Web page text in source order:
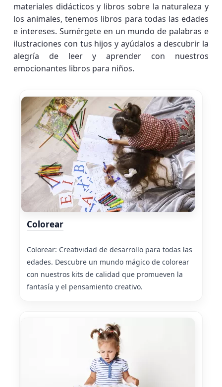
materiales didácticos y libros sobre la naturaleza y
los animales, tenemos libros para todas las edades
e intereses. Sumérgete en un mundo de palabras e
ilustraciones con tus hijos y ayúdalos a descubrir la
alegría de leer y aprender con nuestros
emocionantes libros para niños.
Colorear
Colorear: Creatividad de desarrollo para todas las
edades. Descubre un mundo mágico de colorear
con nuestros kits de calidad que promueven la
fantasía y el pensamiento creativo.